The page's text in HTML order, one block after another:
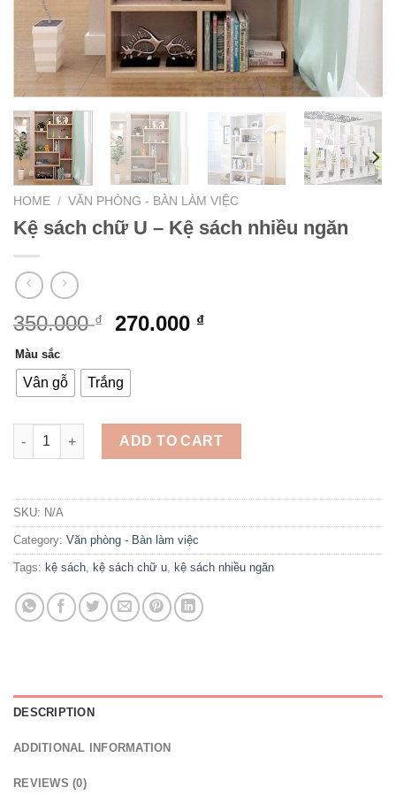
HOME / VĂN PHÒNG - BÀN LÀM VIỆC
Kệ sách chữ U – Kệ sách nhiều ngăn
350.000₫ 270.000 ₫
Màu sắc
Vân gỗ Trắng
Kệ sách chữ U - Kệ sách nhiều ngăn quantity
ADD TO CART
SKU: N/A
Category: Văn phòng - Bàn làm việc
Tags: kệ sách, kệ sách chữ u, kệ sách nhiều ngăn
DESCRIPTION
ADDITIONAL INFORMATION
REVIEWS (0)